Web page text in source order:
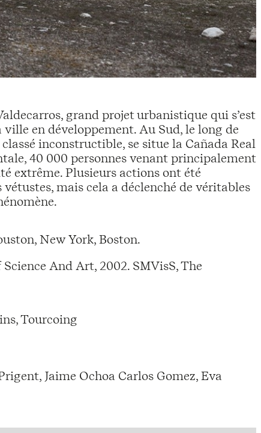
grand projet urbanistique qui s’est
en développement. Au Sud, le long de
inconstructible, se situe la Cañada Real
40 000 personnes venant principalement
extrême. Plusieurs actions ont été
mais cela a déclenché de véritables
New York, Boston.
And Art, 2002. SMVisS, The
Tourcoing
Jaime Ochoa Carlos Gomez, Eva